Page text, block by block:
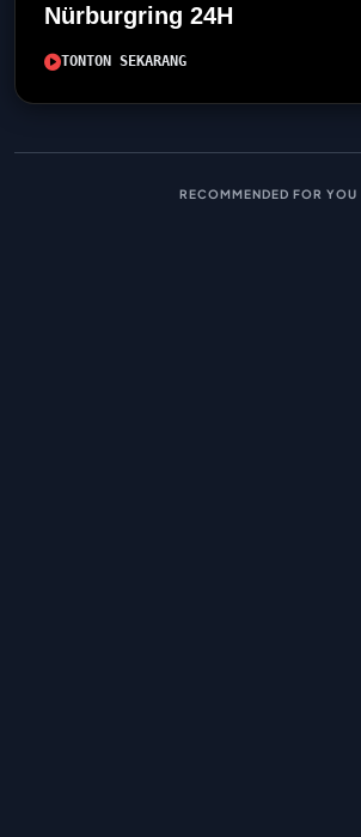
Nürburgring 24H
TONTON SEKARANG
RECOMMENDED FOR YOU